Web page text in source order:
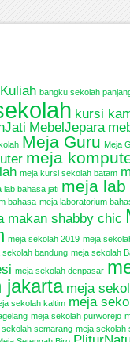
bangku sekolah
kursi
MebelJepara
Meja Guru Meja
meja
meja kursi sekolah batam
lab bahasa jati meja
bahasa meja laboratorium
makan shabby chic
meja sekolah 2019 meja
sekolah bandung meja sekolah
meja sekolah denpasar
jakarta meja
sekolah kaltim meja
meja sekolah purworejo
sekolah semarang meja sekolah